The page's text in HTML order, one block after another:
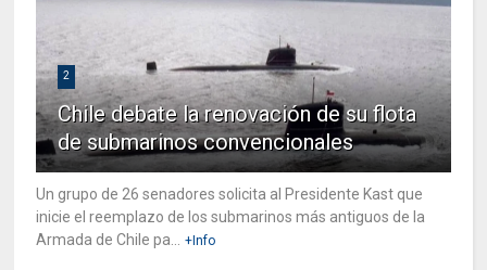
2
Chile debate la renovación de su flota
de submarinos convencionales
Un grupo de 26 senadores solicita al Presidente Kast que
inicie el reemplazo de los submarinos más antiguos de la
Armada de Chile pa...
+Info